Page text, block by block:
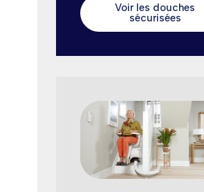
Voir les douches
sécurisées